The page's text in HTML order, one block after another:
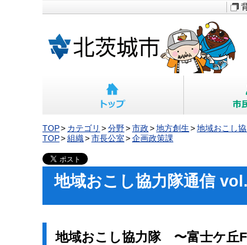
TOP カテゴリ 分野 市政 地方創生
地域おこし
TOP
組織 市長公室 企画政策課
地域おこし協力隊通信
地域おこし協力隊 〜富士ケ丘